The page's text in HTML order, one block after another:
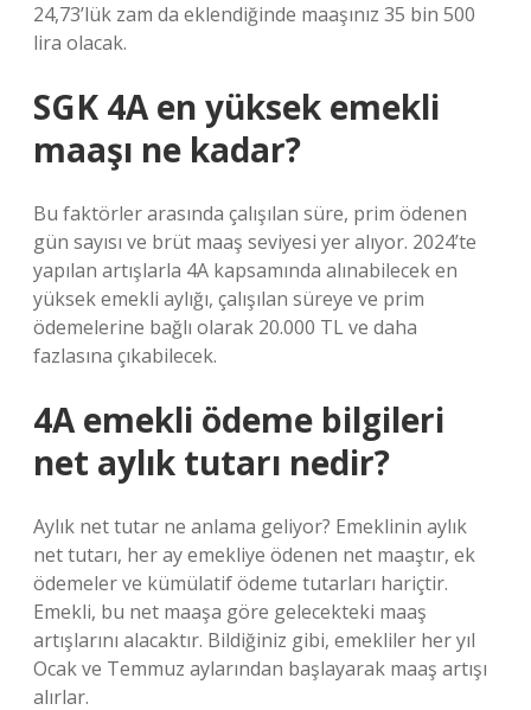
24,73’lük zam da eklendiğinde maaşınız 35 bin 500
lira olacak.
SGK 4A en yüksek emekli
maaşı ne kadar?
Bu faktörler arasında çalışılan süre, prim ödenen
gün sayısı ve brüt maaş seviyesi yer alıyor. 2024’te
yapılan artışlarla 4A kapsamında alınabilecek en
yüksek emekli aylığı, çalışılan süreye ve prim
ödemelerine bağlı olarak 20.000 TL ve daha
fazlasına çıkabilecek.
4A emekli ödeme bilgileri
net aylık tutarı nedir?
Aylık net tutar ne anlama geliyor? Emeklinin aylık
net tutarı, her ay emekliye ödenen net maaştır, ek
ödemeler ve kümülatif ödeme tutarları hariçtir.
Emekli, bu net maaşa göre gelecekteki maaş
artışlarını alacaktır. Bildiğiniz gibi, emekliler her yıl
Ocak ve Temmuz aylarından başlayarak maaş artışı
alırlar.